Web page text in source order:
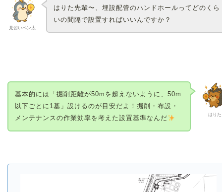
見習いペン太
はりた先輩〜、埋設配管のハンドホールってどのくら
いの間隔で設置すればいいんですか？
はりた
基本的には「掘削距離が50mを超えないように、50m
以下ごとに1基」設けるのが目安だよ！掘削・布設・
メンテナンスの作業効率を考えた設置基準なんだ